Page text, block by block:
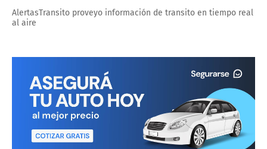
AlertasTransito proveyo información de transito en tiempo real
al aire